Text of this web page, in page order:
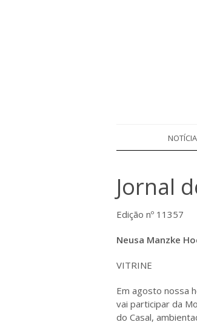
Jornal
Edição nº 11357
Neusa Manzke
VITRINE
Em agosto nossa
vai participar da
do Casal,